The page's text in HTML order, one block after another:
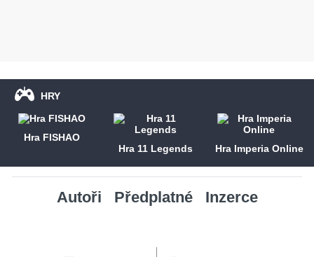
HRY
Hra FISHAO
Hra 11 Legends
Hra Imperia Online
Autoři Předplatné Inzerce